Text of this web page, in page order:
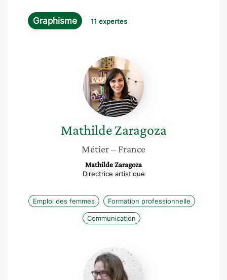
Graphisme 11 expertes
Mathilde
Zaragoza
Mathilde Zaragoza
Métier– France
Mathilde Zaragoza
Directrice artistique
Emploi des femmes Formation professionnelle
Communication
Guillemette
Crozet